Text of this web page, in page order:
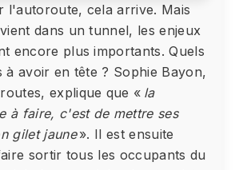
l'autoroute, cela arrive. Mais
dans un tunnel, les enjeux
encore plus importants. Quels
à avoir en tête ? Sophie Bayon,
explique que « la
à faire, c'est de mettre ses
gilet jaune». Il est ensuite
sortir tous les occupants du